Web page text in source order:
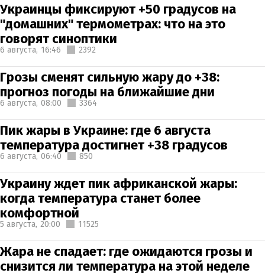
Украинцы фиксируют +50 градусов на
"домашних" термометрах: что на это
говорят синоптики
6 августа, 16:46 2392
Грозы сменят сильную жару до +38:
прогноз погоды на ближайшие дни
6 августа, 08:00 3364
Пик жары в Украине: где 6 августа
температура достигнет +38 градусов
6 августа, 06:40 850
Украину ждет пик африканской жары:
когда температура станет более
комфортной
5 августа, 20:00 11525
Жара не спадает: где ожидаются грозы и
снизится ли температура на этой неделе